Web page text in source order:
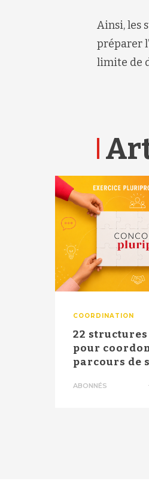
Ainsi, les
préparer
limite de
COORDINATION
22 structures retenues
pour
parcours de
ABONNÉS